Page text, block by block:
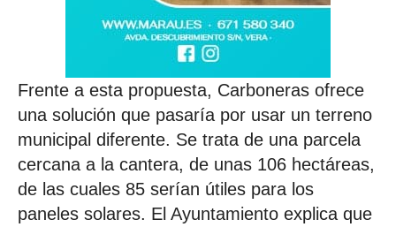
Frente a esta propuesta, Carboneras ofrece
una solución que pasaría por usar un terreno
municipal diferente. Se trata de una parcela
cercana a la cantera, de unas 106 hectáreas,
de las cuales 85 serían útiles para los
paneles solares. El Ayuntamiento explica que